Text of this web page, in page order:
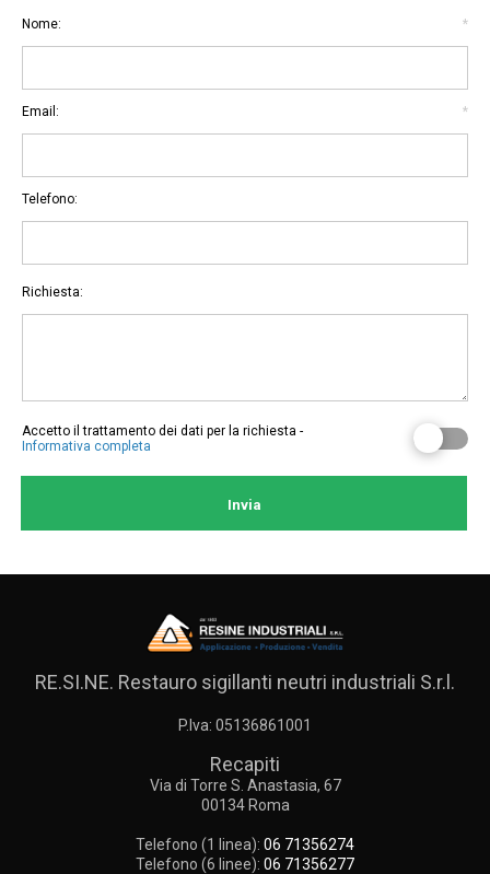
Nome: *
Email: *
Telefono:
Richiesta:
Accetto il trattamento dei dati per la richiesta -
Informativa completa
RE.SI.NE. Restauro sigillanti neutri industriali S.r.l.
P.Iva: 05136861001
Recapiti
Via di Torre S. Anastasia, 67
00134 Roma
Telefono (1 linea): 06 71356274
Telefono (6 linee): 06 71356277